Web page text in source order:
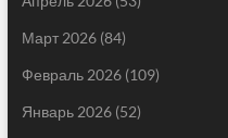
Март 2026(84)
Февраль 2026(109)
Январь 2026(52)